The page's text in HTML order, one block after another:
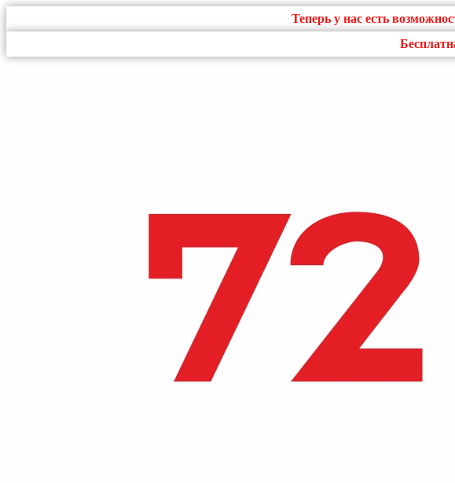
Теперь у нас есть